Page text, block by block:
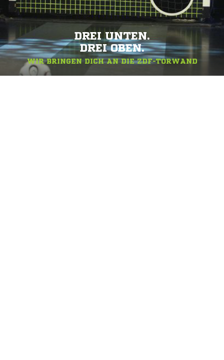
DREI UNTEN.
DREI OBEN.
WIR BRINGEN DICH AN DIE ZDF-TORWAND